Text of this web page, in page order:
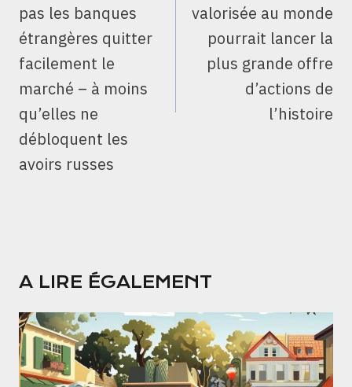
pas les banques
étrangères quitter
facilement le
marché – à moins
qu’elles ne
débloquent les
avoirs russes
valorisée au monde
pourrait lancer la
plus grande offre
d’actions de
l’histoire
A LIRE ÉGALEMENT